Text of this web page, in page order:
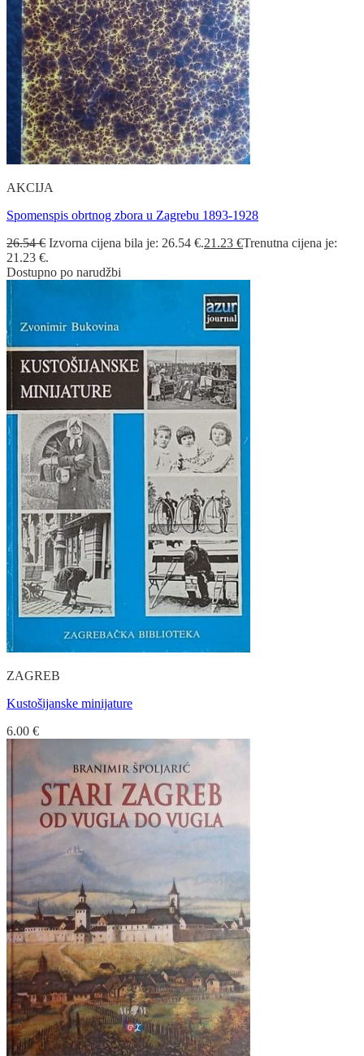
AKCIJA
Spomenspis obrtnog zbora u Zagrebu 1893-1928
26.54€ Izvorna cijena bila je: 26.54 €.21.23 €Trenutna cijena je:
21.23 €.
Dostupno po narudžbi
ZAGREB
Kustošijanske minijature
6.00 €